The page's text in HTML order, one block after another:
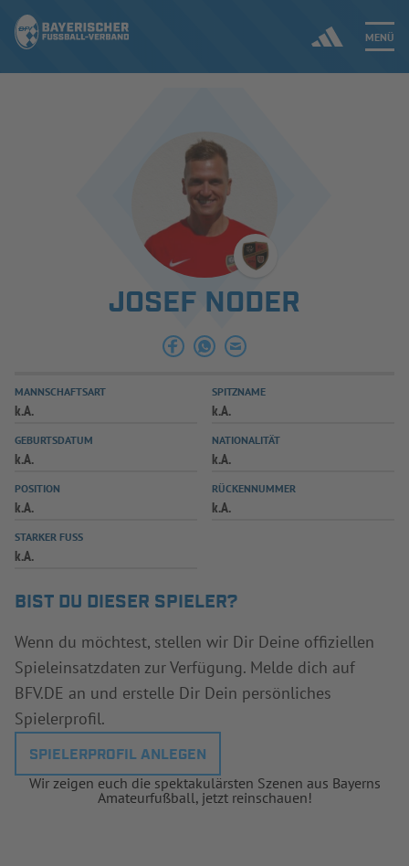
MENÜ
ERGEBNISSE & WETTBEWERBE
SPIELBETRIEB & VERBANDSLEBEN
AUSBILDUNG & FÖRDERUNG
SPIELPLUS
JOSEF NODER
MANNSCHAFTSART
k.A.
SPITZNAME
k.A.
GEBURTSDATUM
k.A.
NATIONALITÄT
k.A.
POSITION
k.A.
RÜCKENNUMMER
k.A.
STARKER FUSS
k.A.
BIST DU DIESER SPIELER?
Wenn du möchtest, stellen wir Dir Deine offiziellen
Spieleinsatzdaten zur Verfügung. Melde dich auf
BFV.DE an und erstelle Dir Dein persönliches
Spielerprofil.
SPIELERPROFIL ANLEGEN
Wir zeigen euch die spektakulärsten Szenen aus Bayerns
Amateurfußball, jetzt reinschauen!